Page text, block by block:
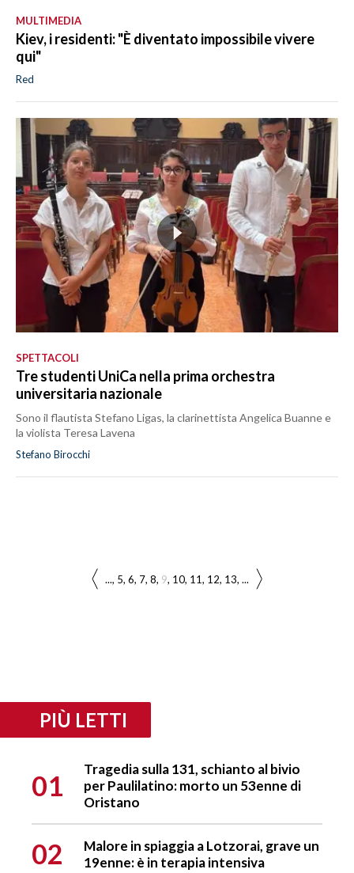
MULTIMEDIA
Kiev, i residenti: "È diventato impossibile vivere
qui"
Red
SPETTACOLI
Tre studenti UniCa nella prima orchestra
universitaria nazionale
Sono il flautista Stefano Ligas, la clarinettista Angelica Buanne e
la violista Teresa Lavena
Stefano Birocchi
... 5 6 7 8 9 10 11 12 13 ...
PIÙ LETTI
01
Tragedia sulla 131, schianto al bivio
per Paulilatino: morto un 53enne di
Oristano
02
Malore in spiaggia a Lotzorai, grave un
19enne: è in terapia intensiva